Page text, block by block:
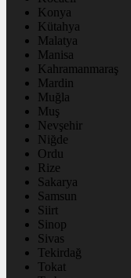
Konya
Kütahya
Malatya
Manisa
Kahramanmaraş
Mardin
Muğla
Muş
Nevşehir
Niğde
Ordu
Rize
Sakarya
Samsun
Siirt
Sinop
Sivas
Tekirdağ
Tokat